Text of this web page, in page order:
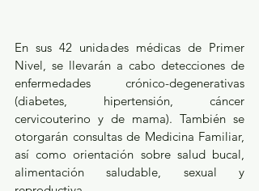
En sus 42 unidades médicas de Primer
Nivel, se llevarán a cabo detecciones de
enfermedades crónico-degenerativas
(diabetes, hipertensión, cáncer
cervicouterino y de mama). También se
otorgarán consultas de Medicina Familiar,
así como orientación sobre salud bucal,
alimentación saludable, sexual y